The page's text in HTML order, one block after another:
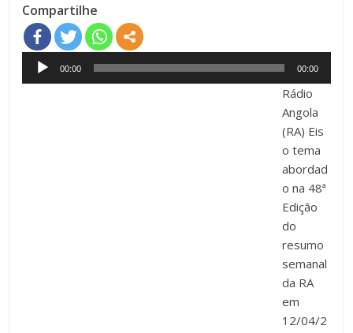
Compartilhe
Audio
Player
00:00 00:00
Rádio
Angola
(RA) Eis
o tema
abordad
o na 48ª
Edição
do
resumo
semanal
da RA
em
12/04/2